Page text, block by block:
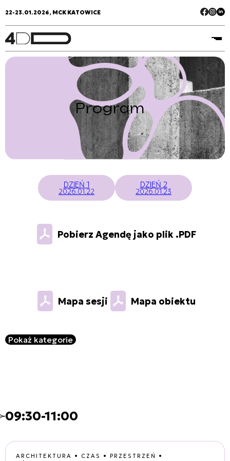
22-23.01.2026, MCK KATOWICE
Program
DZIEŃ 1
2026.01.22
DZIEŃ 2
2026.01.23
Pobierz Agendę jako plik .PDF
Mapa sesji Mapa obiektu
Pokaż kategorie
09:30-11:00
ARCHITEKTURA • CZAS • PRZESTRZEŃ •